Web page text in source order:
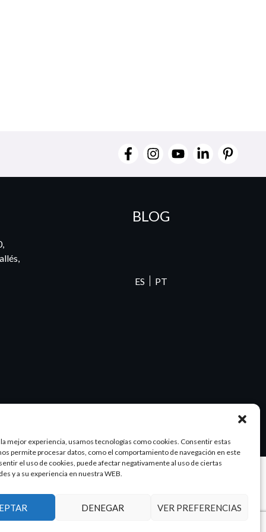
mejor experiencia, usamos tecnologías como cookies. Consentir estas
permite procesar datos, como el comportamiento de navegación en este
el uso de cookies, puede afectar negativamente al uso de ciertas
y a su experiencia en nuestra WEB.
DENEGAR VER PREFERENCIAS
BLOG
ES PT